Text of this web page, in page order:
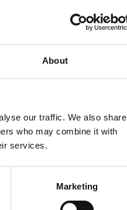
About
our traffic. We also share
who may combine it with
services.
Marketing